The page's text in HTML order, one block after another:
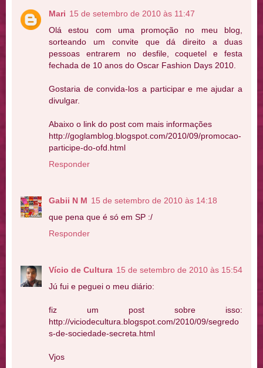
Mari 15 de setembro de 2010 às 11:47
Olá estou com uma promoção no meu blog,
sorteando um convite que dá direito a duas
pessoas entrarem no desfile, coquetel e festa
fechada de 10 anos do Oscar Fashion Days 2010.
Gostaria de convida-los a participar e me ajudar a
divulgar.
Abaixo o link do post com mais informações
http://goglamblog.blogspot.com/2010/09/promocao-
participe-do-ofd.html
Responder
Gabii N M 15 de setembro de 2010 às 14:18
que pena que é só em SP :/
Responder
Vício de Cultura 15 de setembro de 2010 às 15:54
Jú fui e peguei o meu diário:
fiz um post sobre isso:
http://viciodecultura.blogspot.com/2010/09/segredo
s-de-sociedade-secreta.html
Vjos